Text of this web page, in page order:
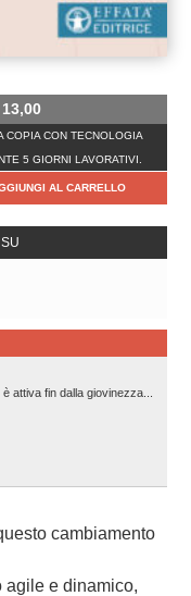
13,00
COPIA CON TECNOLOGIA
5 GIORNI LAVORATIVI.
AL CARRELLO
attiva fin dalla giovinezza...
cambiamento
agile e dinamico,